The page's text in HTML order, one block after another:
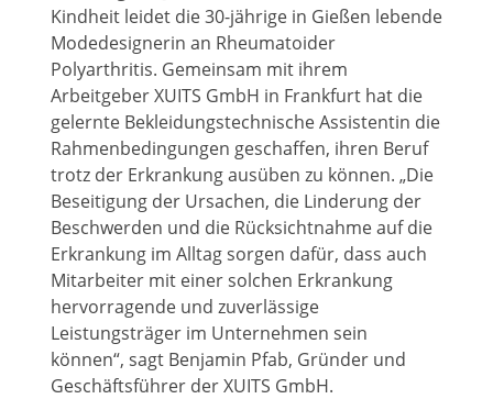
Kindheit leidet die 30-jährige in Gießen lebende
Modedesignerin an Rheumatoider
Polyarthritis. Gemeinsam mit ihrem
Arbeitgeber XUITS GmbH in Frankfurt hat die
gelernte Bekleidungstechnische Assistentin die
Rahmenbedingungen geschaffen, ihren Beruf
trotz der Erkrankung ausüben zu können. „Die
Beseitigung der Ursachen, die Linderung der
Beschwerden und die Rücksichtnahme auf die
Erkrankung im Alltag sorgen dafür, dass auch
Mitarbeiter mit einer solchen Erkrankung
hervorragende und zuverlässige
Leistungsträger im Unternehmen sein
können“, sagt Benjamin Pfab, Gründer und
Geschäftsführer der XUITS GmbH.